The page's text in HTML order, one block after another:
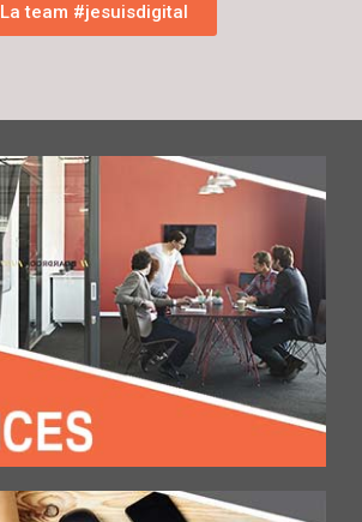
La team #jesuisdigital